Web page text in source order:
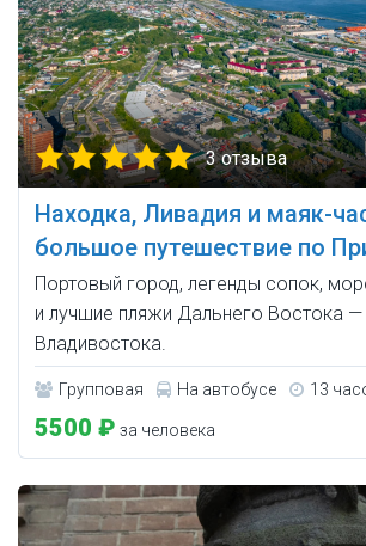
3 отзыва
Находка, Ливадия и маяк-
большое путешествие по
Портовый город, легенды сопок,
и лучшие пляжи Дальнего Востока —
Владивостока.
Групповая На автобусе 13
5500 ₽ за человека